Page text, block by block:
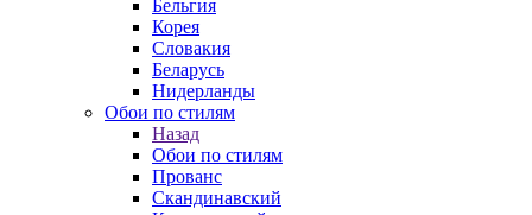
Бельгия
Корея
Словакия
Беларусь
Нидерланды
Обои по стилям
Назад
Обои по стилям
Прованс
Скандинавский